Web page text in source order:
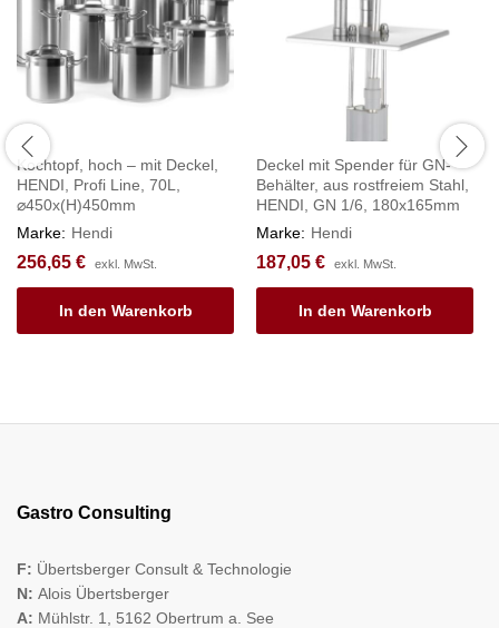
Kochtopf, hoch – mit Deckel,
HENDI, Profi Line, 70L,
⌀450x(H)450mm
Marke: Hendi
256,65 € exkl. MwSt.
In den Warenkorb
Deckel mit Spender für GN-
Behälter, aus rostfreiem Stahl,
HENDI, GN 1/6, 180x165mm
Marke: Hendi
187,05 € exkl. MwSt.
In den Warenkorb
Gastro Consulting
F: Übertsberger Consult & Technologie
N: Alois Übertsberger
A: Mühlstr. 1, 5162 Obertrum a. See